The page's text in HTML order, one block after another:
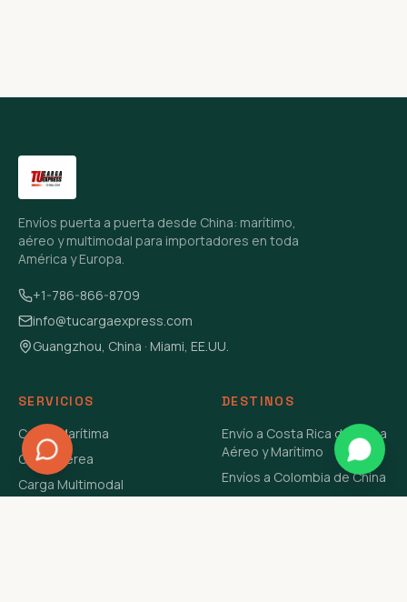
Envíos puerta a puerta desde China: marítimo,
aéreo y multimodal para importadores en toda
América y Europa.
+1-786-866-8709
info@tucargaexpress.com
Guangzhou, China · Miami, EE.UU.
SERVICIOS
Carga Marítima
Carga Aérea
Carga Multimodal
DESTINOS
Envío a Costa Rica de China
Aéreo y Marítimo
Envíos a Colombia de China